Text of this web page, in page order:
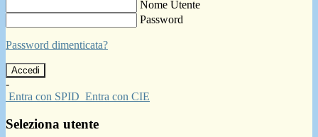
Nome Utente
Password
Password dimenticata?
-
Entra con SPID Entra con CIE
Seleziona utente